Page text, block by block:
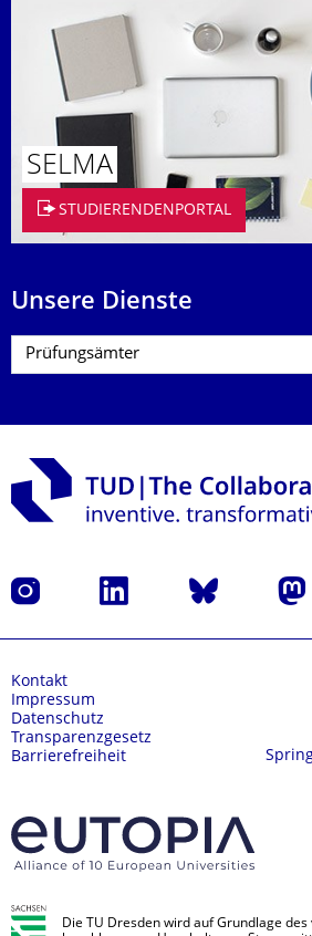
SELMA
STUDIERENDENPORTAL
Unsere Dienste
Instagram LinkedIn Bluesky
Kontakt
Impressum
Datenschutz
Transparenzgesetz
Barrierefreiheit
Die TU Dresden wird auf Grundlage des